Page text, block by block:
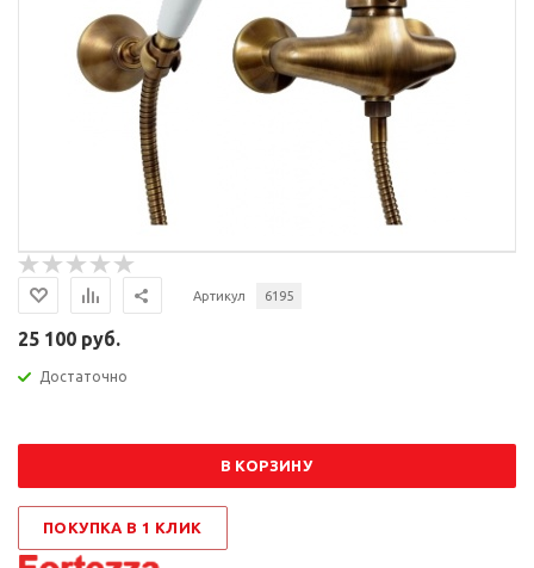
Артикул 6195
25 100 руб.
Достаточно
В КОРЗИНУ
ПОКУПКА В 1 КЛИК